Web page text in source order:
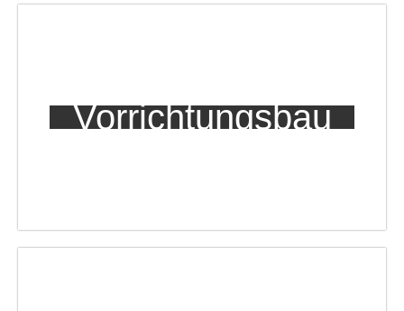
Vorrichtungsbau